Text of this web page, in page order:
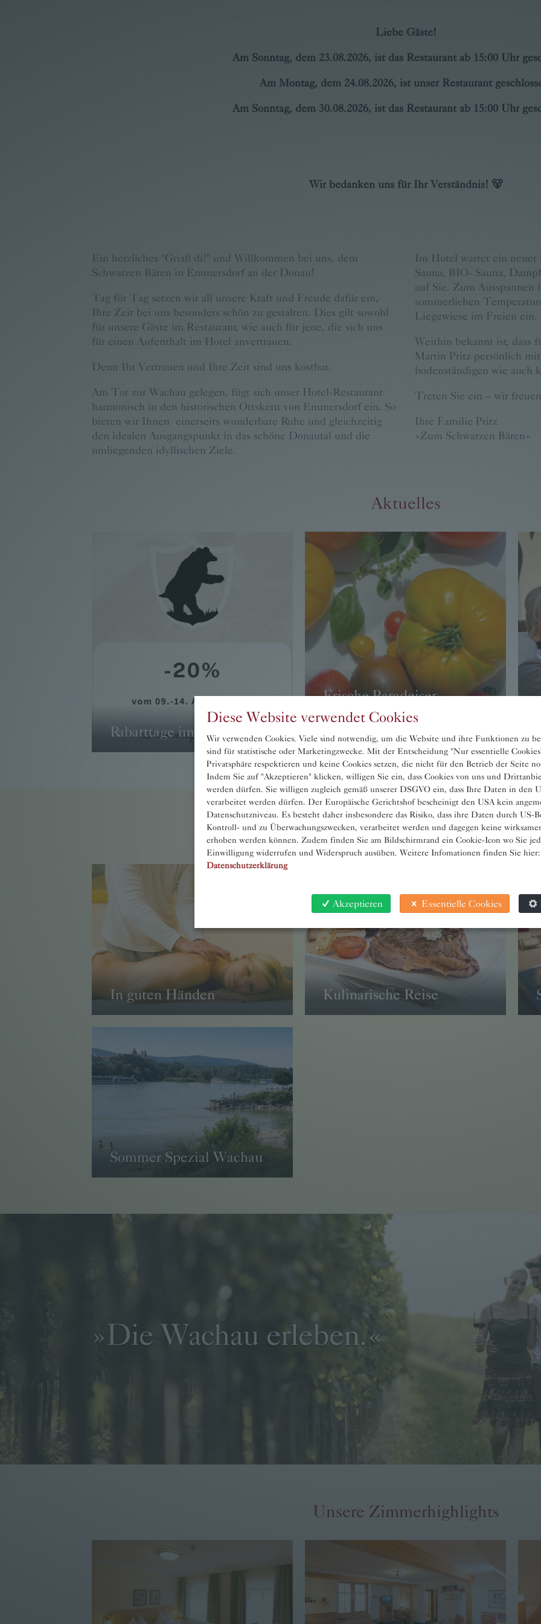
Liebe Gäste!
Am Sonntag, dem 23.08.2026, ist das Restaurant ab 15:00 Uhr
Am Montag, dem 24.08.2026, ist unser Restaurant
Am Sonntag, dem 30.08.2026, ist das Restaurant ab 15:00 Uhr
Wir bedanken uns für Ihr Verständnis! 🐻
Ein herzliches "Griaß di!" und Willkommen bei uns, dem
Schwarzen Bären in Emmersdorf an der Donau!
Tag für Tag setzen wir all unsere Kraft und Freude dafür ein,
Ihre Zeit bei uns besonders schön zu gestalten. Dies gilt sowohl
für unsere Gäste im Restaurant, wie auch für jene, die sich uns
für einen Aufenthalt im Hotel anvertrauen.
Denn Ihr Vertrauen und Ihre Zeit sind uns kostbar.
Am Tor zur Wachau gelegen, fügt sich unser Hotel-Restaurant
harmonisch in den historischen Ortskern von Emmersdorf ein. So
bieten wir Ihnen einerseits wunderbare Ruhe und gleichzeitig
den idealen Ausgangspunkt in das schöne Donautal und die
umliegenden idyllischen Ziele.
Im Hotel wartet ein neuer
Sauna, BIO- Sauna,
auf Sie. Zum Ausspannen
sommerlichen
Liegewiese im Freien ein.
Weithin bekannt ist, dass
Martin Pritz persönlich
bodenständigen wie auch
Treten Sie ein – wir
Ihre Familie Pritz
»Zum Schwarzen Bären«
Aktuelles
Rabatttage im August
Frische Paradeiser,
Zucchini und Paprika aus
dem hauseigenen Garten
→ WEITER
Unsere Top-Pauschalen
In guten Händen Kulinarische Reise
Sommer Spezial Wachau
»Die Wachau erleben.«
Unsere Zimmerhighlights
Diese Website verwendet Cookies
Wir verwenden Cookies. Viele sind notwendig, um die Website und ihre Funktionen zu
sind für statistische oder Marketingzwecke. Mit der Entscheidung "Nur essentielle
Privatsphäre respektieren und keine Cookies setzen, die nicht für den Betrieb der Seite
Indem Sie auf "Akzeptieren" klicken, willigen Sie ein, dass Cookies von uns und
werden dürfen. Sie willigen zugleich gemäß unserer DSGVO ein, dass Ihre Daten in den
verarbeitet werden dürfen. Der Europäische Gerichtshof bescheinigt den USA kein
Datenschutzniveau. Es besteht daher insbesondere das Risiko, dass ihre Daten durch US-
Kontroll- und zu Überwachungszwecken, verarbeitet werden und dagegen keine
erhoben werden können. Zudem finden Sie am Bildschirmrand ein Cookie-Icon wo Sie
Einwilligung widerrufen und Widerspruch ausüben. Weitere Infomationen finden Sie hier:
Datenschutzerklärung
Akzeptieren Essentielle Cookies